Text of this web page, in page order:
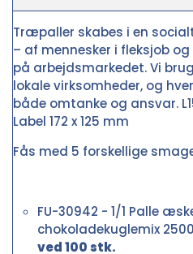
Træpaller skabes i en
– af mennesker i fleksjob
på arbejdsmarkedet. Vi
lokale virksomheder, og
både omtanke og ansvar.
Label 172 x 125 mm
Fås med 5 forskellige
FU-30942 - 1/1 Palle
chokoladekuglemix
ved 100 stk.